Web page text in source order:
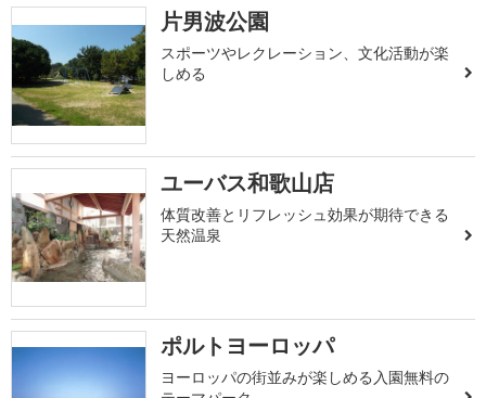
片男波公園
スポーツやレクレーション、文化活動が楽
しめる
ユーバス和歌山店
体質改善とリフレッシュ効果が期待できる
天然温泉
ポルトヨーロッパ
ヨーロッパの街並みが楽しめる入園無料の